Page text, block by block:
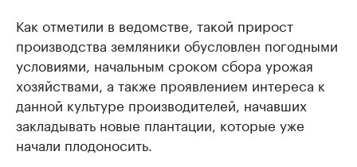
Как отметили в ведомстве, такой прирост
производства земляники обусловлен погодными
условиями, начальным сроком сбора урожая
хозяйствами, а также проявлением интереса к
данной культуре производителей, начавших
закладывать новые плантации, которые уже
начали плодоносить.